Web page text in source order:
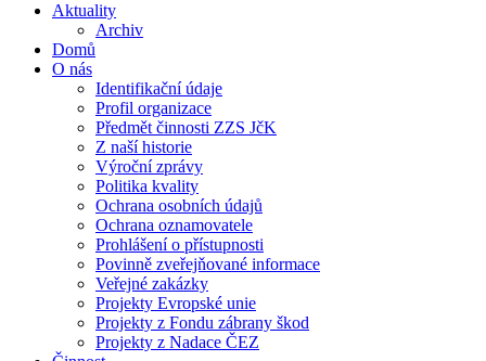
Aktuality
Archiv
Domů
O nás
Identifikační údaje
Profil organizace
Předmět činnosti ZZS JčK
Z naší historie
Výroční zprávy
Politika kvality
Ochrana osobních údajů
Ochrana oznamovatele
Prohlášení o přístupnosti
Povinně zveřejňované informace
Veřejné zakázky
Projekty Evropské unie
Projekty z Fondu zábrany škod
Projekty z Nadace ČEZ